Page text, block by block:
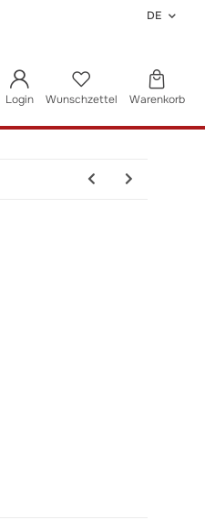
DE
Login Wunschzettel Warenkorb